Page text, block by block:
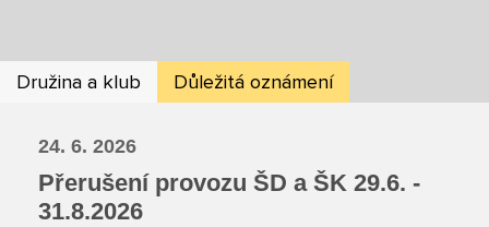
Družina a klub Důležitá oznámení
24. 6. 2026
Přerušení provozu ŠD a ŠK 29.6. -
31.8.2026